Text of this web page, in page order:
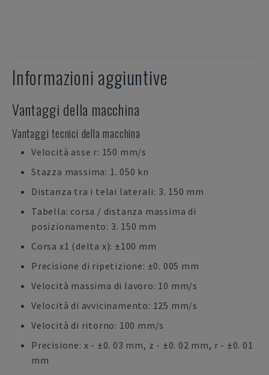
Informazioni aggiuntive
Vantaggi della macchina
Vantaggi tecnici della macchina
Velocità asse r: 150 mm/s
Stazza massima: 1. 050 kn
Distanza tra i telai laterali: 3. 150 mm
Tabella: corsa / distanza massima di
posizionamento: 3. 150 mm
Corsa x1 (delta x): ±100 mm
Precisione di ripetizione: ±0. 005 mm
Velocità massima di lavoro: 10 mm/s
Velocità di avvicinamento: 125 mm/s
Velocità di ritorno: 100 mm/s
Precisione: x - ±0. 03 mm, z - ±0. 02 mm, r - ±0. 01
mm